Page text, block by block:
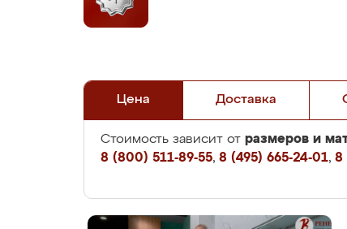
Цена Доставка
Стоимость зависит от размеров и
8 (800) 511-89-55, 8 (495) 665-24-01, 8